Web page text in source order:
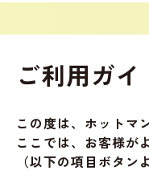
ご利用ガイ
この度は、ホットマ
ここでは、お客様が
（以下の項目ボタン